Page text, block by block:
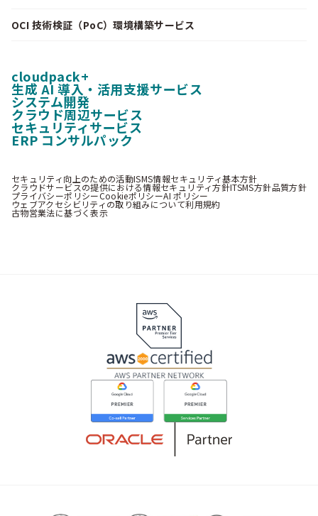
OCI 技術検証（PoC）環境構築サービス
cloudpack+
生成 AI 導入・活用支援サービス
システム開発
クラウド周辺サービス
セキュリティサービス
ERP コンサルパック
セキュリティ向上のための活動ISMS情報セキュリティ基本方針
クラウドサービスの提供における情報セキュリティ方針ITSMS方針品質方針
プライバシーポリシーCookieポリシーAI ポリシー
ウェブアクセシビリティの取り組みについて利用規約
古物営業法に基づく表示